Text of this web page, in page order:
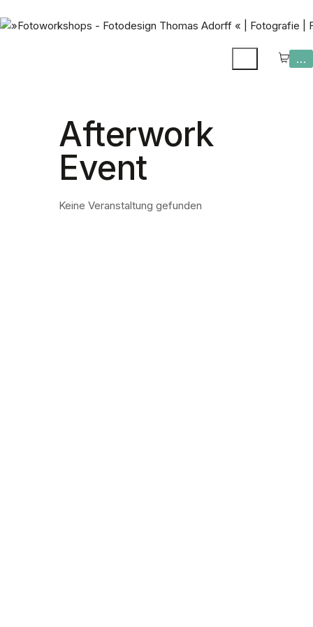
…
Afterwork
Event
Keine Veranstaltung gefunden